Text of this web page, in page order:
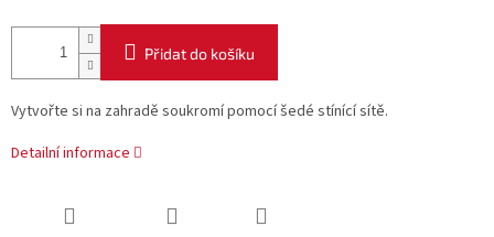
Přidat do košíku
Vytvořte si na zahradě soukromí pomocí šedé stínící sítě.
Detailní informace